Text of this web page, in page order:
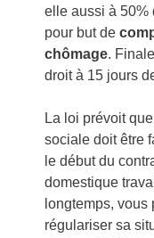
elle aussi à 50%
pour but de
chômage.
droit à 15 jours
La loi prévoit
sociale doit être
le début du
domestique
longtemps,
régulariser sa